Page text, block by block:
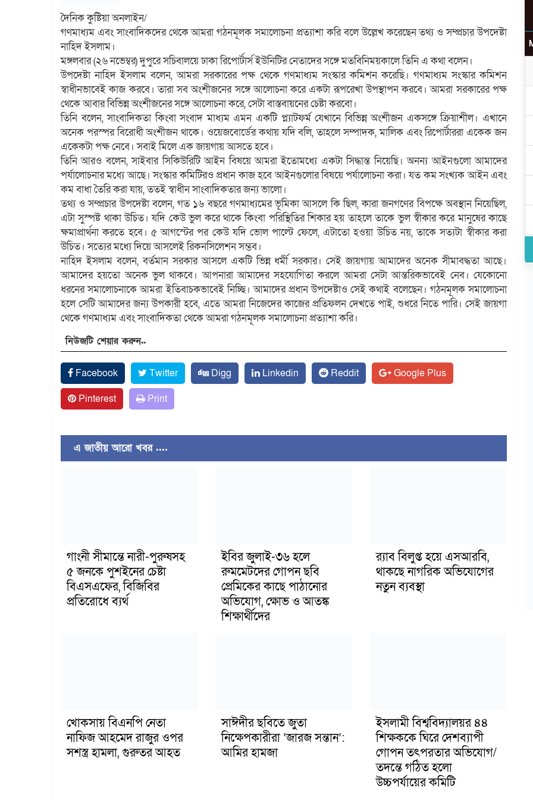
দৈনিক কুষ্টিয়া অনলাইন/
গণমাধ্যম এবং সাংবাদিকদের থেকে আমরা গঠনমূলক সমালোচনা প্রত্যাশা করি বলে উল্লেখ করেছেন তথ্য ও সম্প্রচার উপদেষ্টা
নাহিদ ইসলাম।
মঙ্গলবার (২৬ নভেম্বর) দুপুরে সচিবালয়ে ঢাকা রিপোর্টার্স ইউনিটির নেতাদের সঙ্গে মতবিনিময়কালে তিনি এ কথা বলেন।
উপদেষ্টা নাহিদ ইসলাম বলেন, আমরা সরকারের পক্ষ থেকে গণমাধ্যম সংস্কার কমিশন করেছি। গণমাধ্যম সংস্কার কমিশন
স্বাধীনভাবেই কাজ করবে। তারা সব অংশীজনের সঙ্গে আলোচনা করে একটা রূপরেখা উপস্থাপন করবে। আমরা সরকারের পক্ষ
থেকে আবার বিভিন্ন অংশীজনের সঙ্গে আলোচনা করে, সেটা বাস্তবায়নের চেষ্টা করবো।
তিনি বলেন, সাংবাদিকতা কিংবা সংবাদ মাধ্যম এমন একটি প্ল্যাটফর্ম যেখানে বিভিন্ন অংশীজন একসঙ্গে ক্রিয়াশীল। এখানে
অনেক পরস্পর বিরোধী অংশীজন থাকে। ওয়েজবোর্ডের কথায় যদি বলি, তাহলে সম্পাদক, মালিক এবং রিপোর্টাররা একেক জন
একেকটা পক্ষ নেবে। সবাই মিলে এক জায়গায় আসতে হবে।
তিনি আরও বলেন, সাইবার সিকিউরিটি আইন বিষয়ে আমরা ইতোমধ্যে একটা সিদ্ধান্ত নিয়েছি। অনন্য আইনগুলো আমাদের
পর্যালোচনার মধ্যে আছে। সংস্কার কমিটিরও প্রধান কাজ হবে আইনগুলোর বিষয়ে পর্যালোচনা করা। যত কম সংখ্যক আইন এবং
কম বাধা তৈরি করা যায়, ততই স্বাধীন সাংবাদিকতার জন্য ভালো।
তথ্য ও সম্প্রচার উপদেষ্টা বলেন, গত ১৬ বছরে গণমাধ্যমের ভূমিকা আসলে কি ছিল, কারা জনগণের বিপক্ষে অবস্থান নিয়েছিল,
এটা সুস্পষ্ট থাকা উচিত। যদি কেউ ভুল করে থাকে কিংবা পরিস্থিতির শিকার হয় তাহলে তাকে ভুল স্বীকার করে মানুষের কাছে
ক্ষমাপ্রার্থনা করতে হবে। ৫ আগস্টের পর কেউ যদি ভোল পাল্টে ফেলে, এটাতো হওয়া উচিত নয়, তাকে সত্যটা স্বীকার করা
উচিত। সত্যের মধ্যে দিয়ে আসলেই রিকনসিলেশন সম্ভব।
নাহিদ ইসলাম বলেন, বর্তমান সরকার আসলে একটি ভিন্ন ধর্মী সরকার। সেই জায়গায় আমাদের অনেক সীমাবদ্ধতা আছে।
আমাদের হয়তো অনেক ভুল থাকবে। আপনারা আমাদের সহযোগিতা করলে আমরা সেটা আন্তরিকভাবেই নেব। যেকোনো
ধরনের সমালোচনাকে আমরা ইতিবাচকভাবেই নিচ্ছি। আমাদের প্রধান উপদেষ্টাও সেই কথাই বলেছেন। গঠনমূলক সমালোচনা
হলে সেটি আমাদের জন্য উপকারী হবে, এতে আমরা নিজেদের কাজের প্রতিফলন দেখতে পাই, শুধরে নিতে পারি। সেই জায়গা
থেকে গণমাধ্যম এবং সাংবাদিকতা থেকে আমরা গঠনমূলক সমালোচনা প্রত্যাশা করি।
নিউজটি শেয়ার করুন..
Facebook Twitter Digg Linkedin Reddit
Google Plus
Pinterest
Print
এ জাতীয় আরো খবর ....
গাংনী সীমান্তে নারী-পুরুষসহ
৫ জনকে পুশইনের চেষ্টা
বিএসএফের, বিজিবির
প্রতিরোধে ব্যর্থ
ইবির জুলাই-৩৬ হলে
রুমমেটদের গোপন ছবি
প্রেমিকের কাছে পাঠানোর
অভিযোগ, ক্ষোভ ও আতঙ্ক
শিক্ষার্থীদের
র‍্যাব বিলুপ্ত হয়ে এসআরবি,
থাকছে নাগরিক অভিযোগের
নতুন ব্যবস্থা
খোকসায় বিএনপি নেতা
নাফিজ আহমেদ রাজুর ওপর
সশস্ত্র হামলা, গুরুতর আহত
সাঈদীর ছবিতে জুতা
নিক্ষেপকারীরা ‘জারজ সন্তান’:
আমির হামজা
ইসলামী বিশ্ববিদ্যালয়র ৪৪
শিক্ষককে ঘিরে দেশব্যাপী
গোপন তৎপরতার অভিযোগ/
তদন্তে গঠিত হলো
উচ্চপর্যায়ের কমিটি